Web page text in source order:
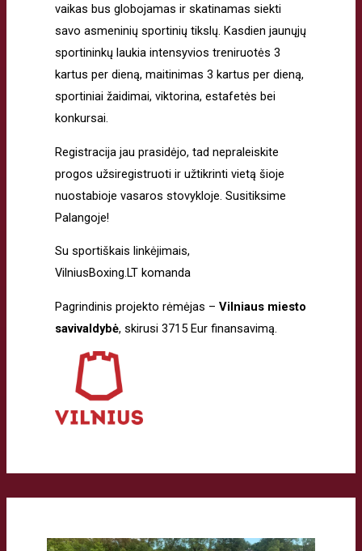
vaikas bus globojamas ir skatinamas siekti
savo asmeninių sportinių tikslų. Kasdien jaunųjų
sportininkų laukia intensyvios treniruotės 3
kartus per dieną, maitinimas 3 kartus per dieną,
sportiniai žaidimai, viktorina, estafetės bei
konkursai.
Registracija jau prasidėjo, tad nepraleiskite
progos užsiregistruoti ir užtikrinti vietą šioje
nuostabioje vasaros stovykloje. Susitiksime
Palangoje!
Su sportiškais linkėjimais,
VilniusBoxing.LT komanda
Pagrindinis projekto rėmėjas – Vilniaus miesto
savivaldybė, skirusi 3715 Eur finansavimą.